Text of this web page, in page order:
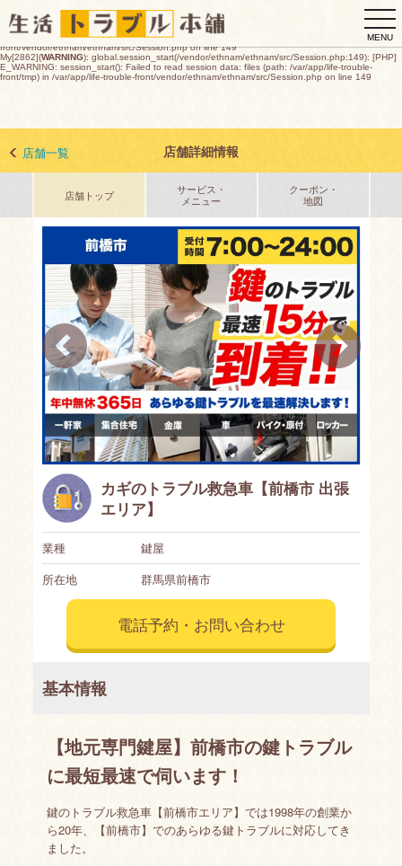
E_WARNING: session_start(): open(/var/app/life-trouble-
front/tmp/sess_c074c3369598d2b0c8557569a50252e35b9c1e0ebf499db1dd1d14c42f298f5d,
O_RDWR) failed: デバイスに空き領域がありません (28) in /var/app/life-trouble-
front/vendor/ethnam/ethnam/src/Session.php on line 149
My[2862](WARNING): global.session_start(/vendor/ethnam/ethnam/src/Session.php:149): [PHP]
E_WARNING: session_start(): Failed to read session data: files (path: /var/app/life-trouble-
front/tmp) in /var/app/life-trouble-front/vendor/ethnam/ethnam/src/Session.php on line 149
MENU
店舗詳細情報
店舗一覧
店舗トップ
サービス・
メニュー
クーポン・
地図
カギのトラブル救急車【前橋市 出張
エリア】
業種
鍵屋
所在地
群馬県前橋市
電話予約・お問い合わせ
基本情報
【地元専門鍵屋】前橋市の鍵トラブル
に最短最速で伺います！
鍵のトラブル救急車【前橋市エリア】では1998年の創業か
ら20年、【前橋市】でのあらゆる鍵トラブルに対応してき
ました。